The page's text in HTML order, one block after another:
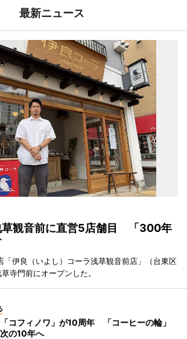
最新ニュース
草観音前に直営5店舗目 「300年
「伊良（いよし）コーラ浅草観音前店」（台東区
寺門前にオープンした。
コフィノワ」が10周年 「コーヒーの輪」
の10年へ